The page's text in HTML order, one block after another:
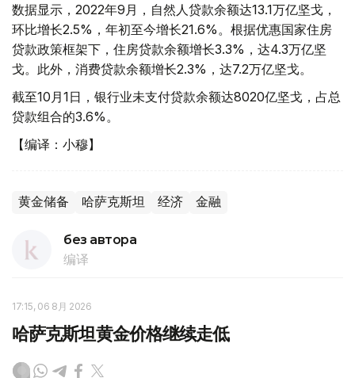
数据显示，2022年9月，自然人贷款余额达13.1万亿坚戈，
环比增长2.5%，年初至今增长21.6%。根据优惠国家住房
贷款政策框架下，住房贷款余额增长3.3%，达4.3万亿坚
戈。此外，消费贷款余额增长2.3%，达7.2万亿坚戈。
截至10月1日，银行业未支付贷款余额达8020亿坚戈，占总
贷款组合的3.6%。
【编译：小穆】
黄金储备 哈萨克斯坦 经济 金融
без автора
编译
17:15, 06 8月 2026
哈萨克斯坦黄金价格继续走低